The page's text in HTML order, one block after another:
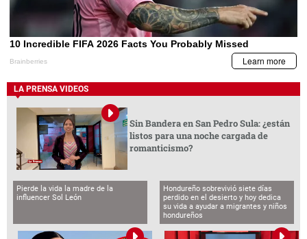
LA PRENSA VIDEOS
Sin Bandera en San Pedro Sula: ¿están
listos para una noche cargada de
romanticismo?
Pierde la vida la madre de la
influencer Sol León
Hondureño sobrevivió siete días
perdido en el desierto y hoy dedica
su vida a ayudar a migrantes y niños
hondureños